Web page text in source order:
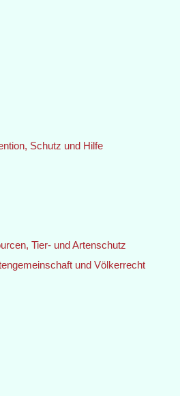
Schutz und Hilfe
Tier- und Artenschutz
und Völkerrecht